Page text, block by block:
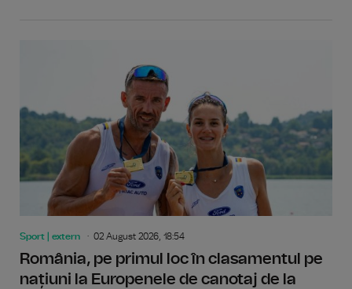
Sport | extern 02 August 2026, 18:54
România, pe primul loc în clasamentul pe
națiuni la Europenele de canotaj de la